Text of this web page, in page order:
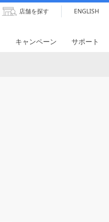
店舗を探す ENGLISH
キャンペーン サポート